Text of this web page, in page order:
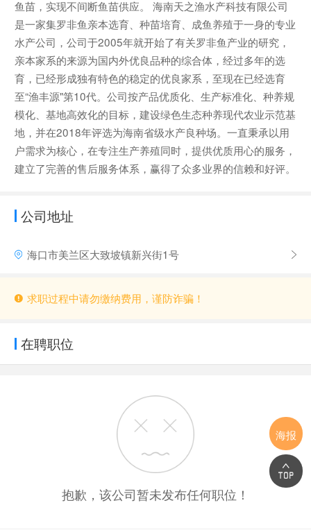
鱼苗，实现不间断鱼苗供应。 海南天之渔水产科技有限公司
是一家集罗非鱼亲本选育、种苗培育、成鱼养殖于一身的专业
水产公司，公司于2005年就开始了有关罗非鱼产业的研究，
亲本家系的来源为国内外优良品种的综合体，经过多年的选
育，已经形成独有特色的稳定的优良家系，至现在已经选育
至“渔丰源"第10代。公司按产品优质化、生产标准化、种养规
模化、基地高效化的目标，建设绿色生态种养现代农业示范基
地，并在2018年评选为海南省级水产良种场。一直秉承以用
户需求为核心，在专注生产养殖同时，提供优质用心的服务，
建立了完善的售后服务体系，赢得了众多业界的信赖和好评。
公司地址
海口市美兰区大致坡镇新兴街1号
求职过程中请勿缴纳费用，谨防诈骗！
在聘职位
抱歉，该公司暂未发布任何职位！
海报